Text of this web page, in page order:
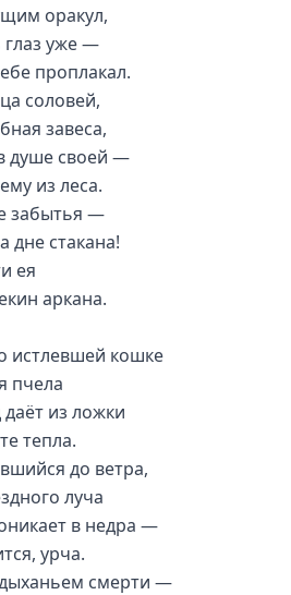
оракул,
глаз уже —
проплакал.
соловей,
завеса,
душе своей —
из леса.
забытья —
дне стакана!
ея
аркана.
истлевшей кошке
пчела
из ложки
тепла.
до ветра,
луча
в недра —
урча.
смерти —